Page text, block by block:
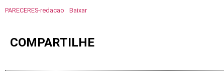
PARECERES-redacao Baixar
COMPARTILHE